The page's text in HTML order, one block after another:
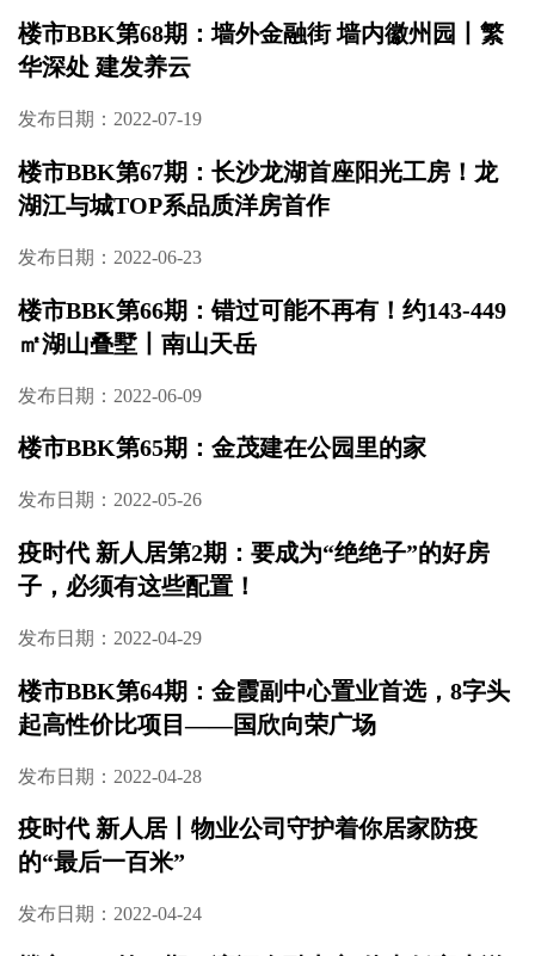
发布日期：2022-07-25
2022年度长沙楼市半年度排行榜
发布日期：2022-07-20
楼市BBK第69期：长沙现象级红盘！市府板块
低密学府大宅丨龙湖·舜山府
发布日期：2022-07-19
楼市BBK第68期：墙外金融街 墙内徽州园丨繁
华深处 建发养云
发布日期：2022-07-19
楼市BBK第67期：长沙龙湖首座阳光工房！龙
湖江与城TOP系品质洋房首作
发布日期：2022-06-23
楼市BBK第66期：错过可能不再有！约143-449
㎡湖山叠墅丨南山天岳
发布日期：2022-06-09
楼市BBK第65期：金茂建在公园里的家
发布日期：2022-05-26
疫时代 新人居第2期：要成为“绝绝子”的好房
子，必须有这些配置！
发布日期：2022-04-29